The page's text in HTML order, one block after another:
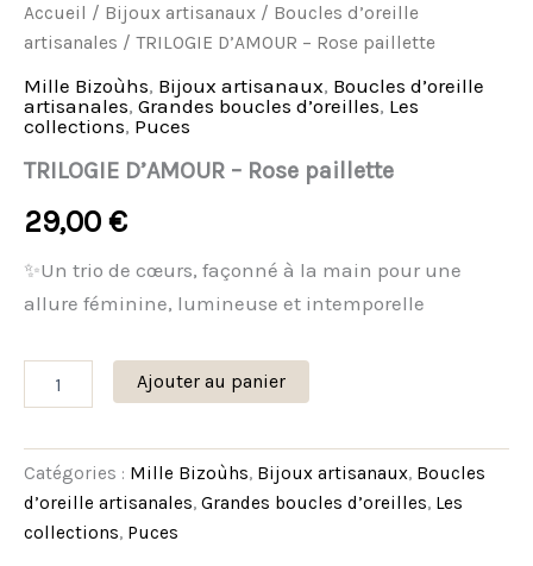
Accueil / Bijoux artisanaux / Boucles d’oreille
artisanales / TRILOGIE D’AMOUR – Rose paillette
Mille Bizoùhs, Bijoux artisanaux, Boucles d’oreille
artisanales, Grandes boucles d’oreilles, Les
collections, Puces
TRILOGIE D’AMOUR – Rose paillette
29,00 €
✨Un trio de cœurs, façonné à la main pour une
allure féminine, lumineuse et intemporelle
Ajouter au panier
Catégories : Mille Bizoùhs, Bijoux artisanaux, Boucles
d’oreille artisanales, Grandes boucles d’oreilles, Les
collections, Puces